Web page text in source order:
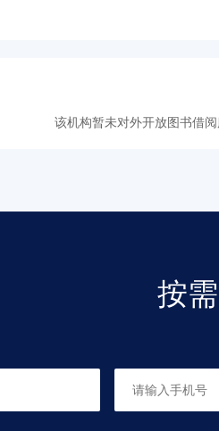
该机构暂未对外开放图书借
按